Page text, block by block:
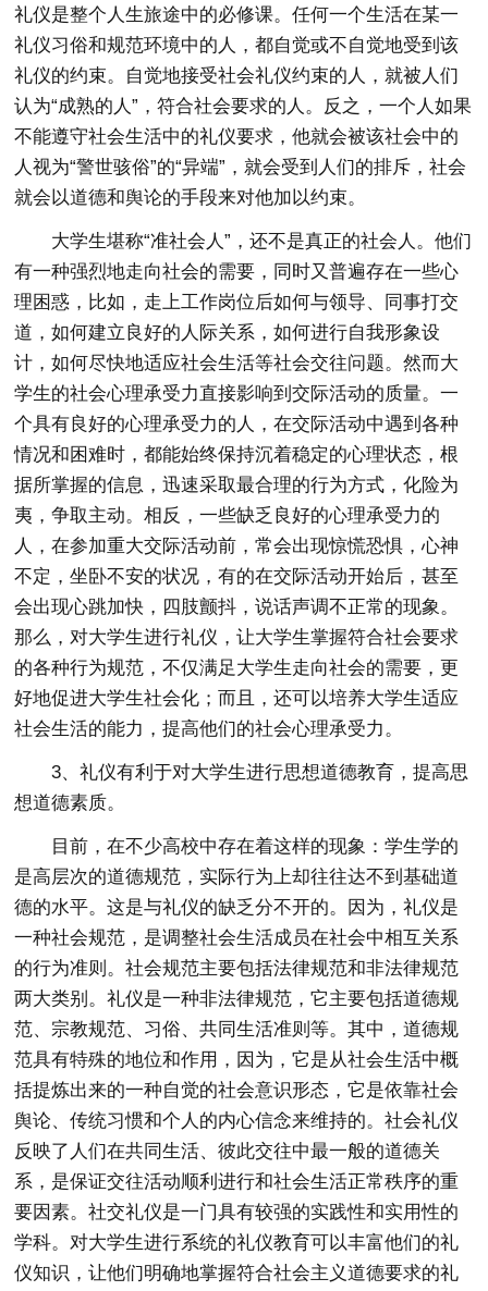
礼仪是整个人生旅途中的必修课。任何一个生活在某一
礼仪习俗和规范环境中的人，都自觉或不自觉地受到该
礼仪的约束。自觉地接受社会礼仪约束的人，就被人们
认为“成熟的人”，符合社会要求的人。反之，一个人如果
不能遵守社会生活中的礼仪要求，他就会被该社会中的
人视为“警世骇俗”的“异端”，就会受到人们的排斥，社会
就会以道德和舆论的手段来对他加以约束。
大学生堪称“准社会人”，还不是真正的社会人。他们
有一种强烈地走向社会的需要，同时又普遍存在一些心
理困惑，比如，走上工作岗位后如何与领导、同事打交
道，如何建立良好的人际关系，如何进行自我形象设
计，如何尽快地适应社会生活等社会交往问题。然而大
学生的社会心理承受力直接影响到交际活动的质量。一
个具有良好的心理承受力的人，在交际活动中遇到各种
情况和困难时，都能始终保持沉着稳定的心理状态，根
据所掌握的信息，迅速采取最合理的行为方式，化险为
夷，争取主动。相反，一些缺乏良好的心理承受力的
人，在参加重大交际活动前，常会出现惊慌恐惧，心神
不定，坐卧不安的状况，有的在交际活动开始后，甚至
会出现心跳加快，四肢颤抖，说话声调不正常的现象。
那么，对大学生进行礼仪，让大学生掌握符合社会要求
的各种行为规范，不仅满足大学生走向社会的需要，更
好地促进大学生社会化；而且，还可以培养大学生适应
社会生活的能力，提高他们的社会心理承受力。
3、礼仪有利于对大学生进行思想道德教育，提高思
想道德素质。
目前，在不少高校中存在着这样的现象：学生学的
是高层次的道德规范，实际行为上却往往达不到基础道
德的水平。这是与礼仪的缺乏分不开的。因为，礼仪是
一种社会规范，是调整社会生活成员在社会中相互关系
的行为准则。社会规范主要包括法律规范和非法律规范
两大类别。礼仪是一种非法律规范，它主要包括道德规
范、宗教规范、习俗、共同生活准则等。其中，道德规
范具有特殊的地位和作用，因为，它是从社会生活中概
括提炼出来的一种自觉的社会意识形态，它是依靠社会
舆论、传统习惯和个人的内心信念来维持的。社会礼仪
反映了人们在共同生活、彼此交往中最一般的道德关
系，是保证交往活动顺利进行和社会生活正常秩序的重
要因素。社交礼仪是一门具有较强的实践性和实用性的
学科。对大学生进行系统的礼仪教育可以丰富他们的礼
仪知识，让他们明确地掌握符合社会主义道德要求的礼